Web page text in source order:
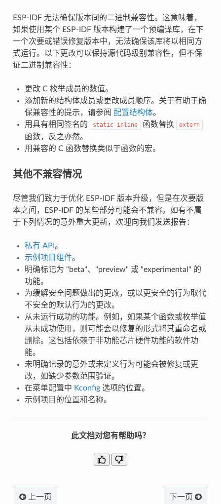
ESP-IDF 无法确保版本间的二进制兼容性。这意味着，
如果使用某个 ESP-IDF 版本构建了一个预编译库，在下
一个次要或错误修复版本中，无法确保该库将以相同方
式运行。以下更改可以保持源代码级别兼容性，但不保
证二进制兼容性：
更改 C 枚举成员的数值。
添加新的结构体成员或更改成员顺序。关于有助于确
保兼容性的提示，请参阅 配置结构体。
用具有相同签名的
static inline 函数替换 extern
函数，反之亦然。
用兼容的 C 函数替换类似于函数的宏。
其他不兼容情况
尽管我们致力于优化 ESP-IDF 版本升级，但是在次要版
本之间，ESP-IDF 的某些部分可能会不兼容。如有不属
于下列情况的意外重大更新，欢迎向我们发送报告：
私有 API 。
示例项目组件。
明确标记为 "beta"、"preview" 或 "experimental" 的
功能。
为缓解安全问题做出的更改，或以更安全的行为取代
不安全的默认行为的更改。
从未运行成功的功能。例如，如果某个函数或枚举值
从未成功使用，则可能会以修复的形式将其重命名或
删除。这包括依赖于非功能芯片硬件功能的软件功
能。
未明确记录的意外或未定义行为可能会被修复或更
改，如缺少参数范围验证。
在菜单配置中 Kconfig选项的位置。
示例项目的位置和名称。
此文档对您有帮助吗？
上一页 下一页